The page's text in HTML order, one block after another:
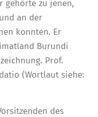
gehörte zu jenen,
an der
konnten. Er
Burundi
Prof.
(Wortlaut siehe:
des